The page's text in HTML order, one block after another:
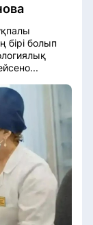
бірі болып